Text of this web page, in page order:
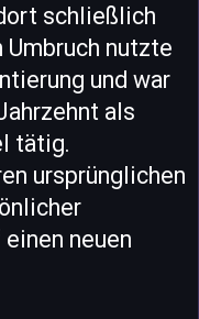
schließlich
Umbruch nutzte
und war
als
tätig.
ursprünglichen
neuen